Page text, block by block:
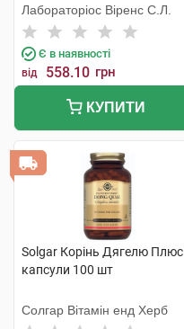
Лабораторіос Віренс С.Л.
Є в наявності
від 558.10 грн
КУПИТИ
Solgar Корінь Дягелю Плюс
капсули 100 шт
Солгар Вітамін енд Херб